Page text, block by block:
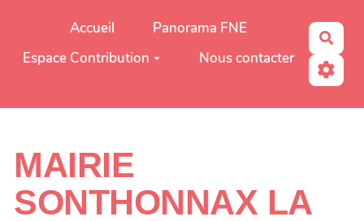
Aller au contenu principal
Accueil
Panorama FNE
Espace Contribution
Nous contacter
MAIRIE
SONTHONNAX LA